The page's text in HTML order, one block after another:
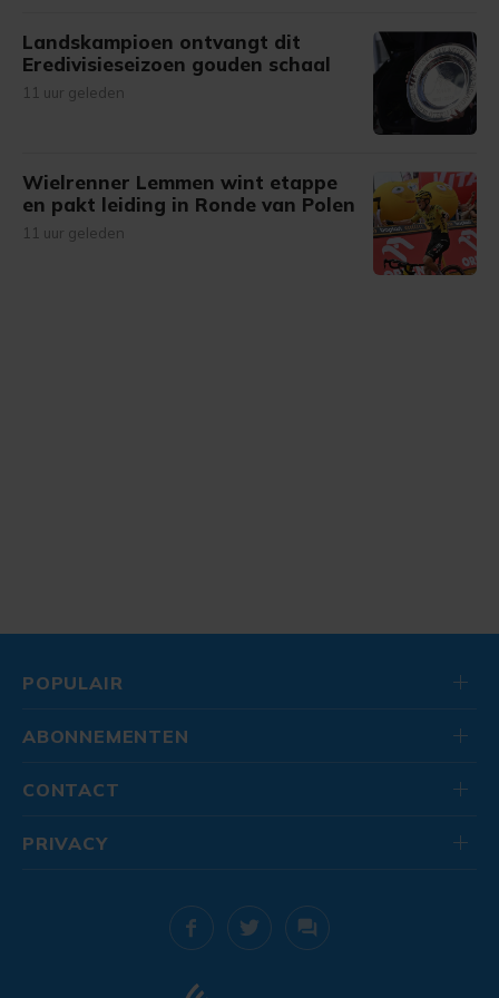
Landskampioen ontvangt dit
Eredivisieseizoen gouden schaal
11 uur geleden
Wielrenner Lemmen wint etappe
en pakt leiding in Ronde van Polen
11 uur geleden
POPULAIR
ABONNEMENTEN
CONTACT
PRIVACY